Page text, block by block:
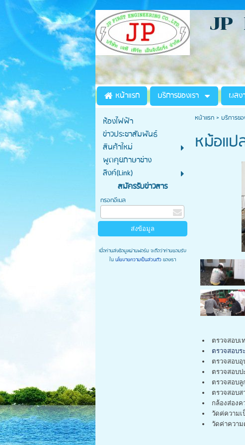
JP
วิสัยทั
หน้าแรก บริการของเรา ผลง
ห้องไฟฟ้า
ข่าวประชาสัมพันธ์
สินค้าใหม่
พูดคุยภาษาช่าง
ลิงค์(Link)
สมัครรับข่าวสาร
กรอกอีเมล
เมื่อท่านส่งข้อมูลผ่านฟอร์ม จะถือว่าท่านยอมรับ
ในนโยบายความเป็นส่วนตัวของเรา
หน้าแรก> บริการขอ
หม้อแป
ตรวจสอบเ
ตรวจสอบร
ตรวจสอบ
ตรวจสอบป
ตรวจสอบลู
ตรวจสอบส
กล้องส่อง
วัดค่ความเ
วัดค่าค